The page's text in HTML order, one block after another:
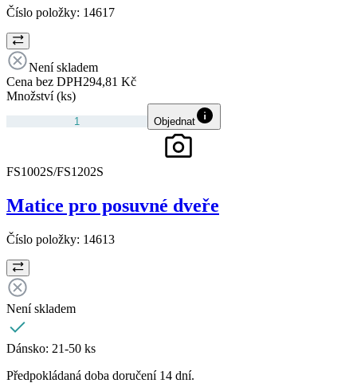
Číslo položky: 14617
Není skladem
Cena bez DPH294,81 Kč
Množství (ks)
Objednat
FS1002S/FS1202S
Matice pro posuvné dveře
Číslo položky: 14613
Není skladem
Dánsko: 21-50 ks
Předpokládaná doba doručení 14 dní.